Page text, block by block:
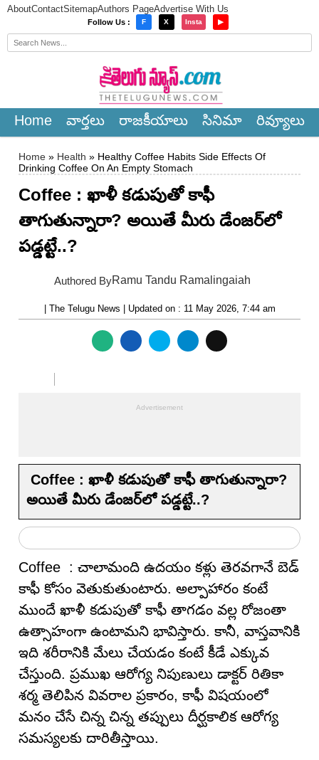
AboutContactSitemapAuthors PageAdvertise With Us
Follow Us : F X Insta ▶
Home వార్త‌లు రాజ‌కీయాలు సినిమా రివ్యూలు
Home » Health » Healthy Coffee Habits Side Effects Of
Drinking Coffee On An Empty Stomach
Coffee : ఖాళీ కడుపుతో కాఫీ
తాగుతున్నారా? అయితే మీరు డేంజ‌ర్‌లో
ప‌డ్డ‌ట్టే..?
Authored ByRamu Tandu Ramalingaiah
| The Telugu News | Updated on : 11 May 2026, 7:44 am
Coffee : ఖాళీ కడుపుతో కాఫీ తాగుతున్నారా?
అయితే మీరు డేంజ‌ర్‌లో ప‌డ్డ‌ట్టే..?
Coffee : చాలామంది ఉదయం కళ్లు తెరవగానే బెడ్
కాఫీ కోసం వెతుకుతుంటారు. అల్పాహారం కంటే
ముందే ఖాళీ కడుపుతో కాఫీ తాగడం వల్ల రోజంతా
ఉత్సాహంగా ఉంటామని భావిస్తారు. కానీ, వాస్తవానికి
ఇది శరీరానికి మేలు చేయడం కంటే కీడే ఎక్కువ
చేస్తుంది. ప్రముఖ ఆరోగ్య నిపుణులు డాక్టర్ రితికా
శర్మ తెలిపిన వివరాల ప్రకారం, కాఫీ విషయంలో
మనం చేసే చిన్న చిన్న తప్పులు దీర్ఘకాలిక ఆరోగ్య
సమస్యలకు దారితీస్తాయి.